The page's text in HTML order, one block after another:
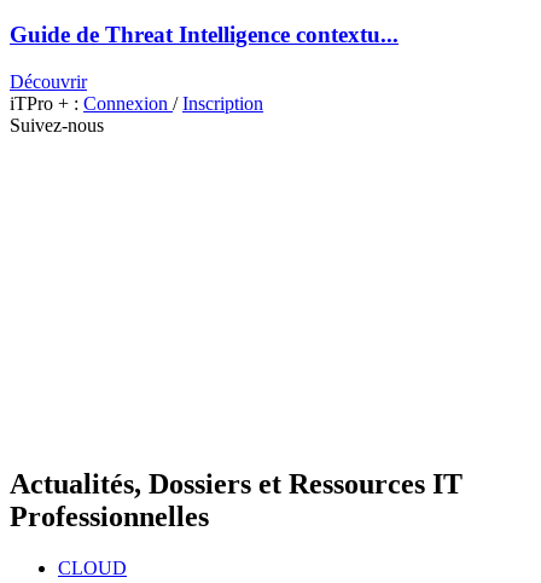
Guide de Threat Intelligence contextu...
Découvrir
iTPro + : Connexion /Inscription
Suivez-nous
Actualités, Dossiers et Ressources IT
Professionnelles
CLOUD